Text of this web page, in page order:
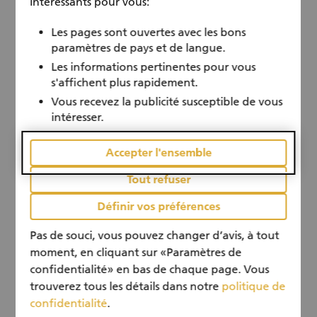
maintenant dans le mentorat, le volontariat et
le soutien à l’emploi des seniors en Suisse.
calendar Toute l’année
social
Les pages sont ouvertes avec les bons
paramètres de pays et de langue.
Les informations pertinentes pour vous
s'affichent plus rapidement.
Vous recevez la publicité susceptible de vous
intéresser.
Accepter l'ensemble
Tout refuser
Définir vos préférences
Pas de souci, vous pouvez changer d’avis, à tout
moment, en cliquant sur «Paramètres de
confidentialité» en bas de chaque page. Vous
trouverez tous les détails dans notre politique de
confidentialité.